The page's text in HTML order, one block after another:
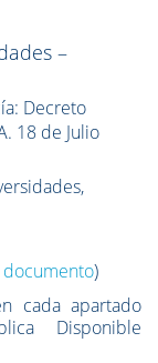
–
Decreto
18 de Julio
documento)
cada apartado
Disponible